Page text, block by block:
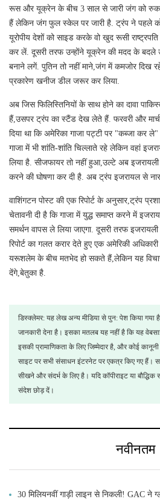
रूस और यूक्रेन के बीच 3 साल से जारी जंग को
हैं लेकिन जंग फुल स्केल पर जारी है. ट्रंप ने पहले
यूरोपीय देशों को साइड करके वो खुद रूसी
कर लें. दूसरी तरफ उन्होंने यूक्रेन की मदद के बदले
बनाने लगें. पुतिन तो नहीं माने,जंग में कमजोर दिख
प्रकारेण खनीज डील जरूर कर लिया.
अब जिस फिलिस्तिनियों के साथ होने का दावा
हैं,उसपर ट्रंप का स्टैंड देख लेते हैं. फरवरी और
दिया था कि अमेरिका गाजा पट्टी पर "कब्जा कर
गाजा में भी शांति-शांति चिल्लाते रहे लेकिन वहां
लिया है. सीजफायर तो नहीं हुआ,उल्टे अब इजरायली
करने की घोषणा कर दी है. अब ट्रंप इजरायल से
वाशिंगटन पोस्ट की एक रिपोर्ट के अनुसार,ट्रंप
चेतावनी दी है कि गाजा में युद्ध समाप्त करने में
समर्थन वापस ले लिया जाएगा. दूसरी तरफ इजरायली
रिपोर्ट का गलत करार देते हुए एक अमेरिकी
यरूशलेम के बीच मतभेद हो सकते हैं,लेकिन यह
देंगे,बेतुका है.
डिस्क्लेमर: यह लेख अन्य मीडिया से पुन: पेश किया गया
जानकारी देना है। इसका मतलब यह नहीं है कि यह
इसकी प्रामाणिकता के लिए जिम्मेदार है, और कोई
साइट पर सभी संसाधन इंटरनेट पर एकत्र किए गए हैं।
सीखने और संदर्भ के लिए है। यदि कॉपीराइट या
संदेश छोड़ दें।
नवीनतम
30 मिलियनवीं गाड़ी लाइन से निकली! GAC ने